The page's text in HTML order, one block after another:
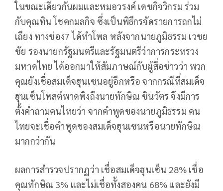
ในขณะเดียวกันผมและหมอวรงค์ เดชกิจวิกรม ร่วม
กับคุณทิน โชคกมลกิจ ซึ่งเป็นพิธีกรจัดรายการถกไม่
เถียง ทางช่อง7 ได้ทำโพล หลังจากนายภูมิธรรม เวชย
ชัย รองนายกรัฐมนตรีและรัฐมนตรีว่าการกระทรวง
มหาดไทย ได้ออกมาให้สัมภาษณ์กับผู้สื่อข่าวว่า พวก
คุณยังเชื่อสมเด็จฮุนเซนอยู่อีกหรือ จากกรณีที่สมเด็จ
ฮุนเซ็นโพสต์พาดพิงถึงนายทักษิณ ชินวัตร จึงมีการ
ตั้งคำถามคนไทยว่า จากคำพูดของนายภูมิธรรม คน
ไทยจะเชื่อคำพูดของสมเด็จฮุนเซนหรือนายทักษิณ
มากกว่ากัน
ผลการสำรวจปรากฏว่า เชื่อสมเด็จฮุนเซ็น 28% เชื่อ
คุณทักษิณ 3% และไม่เชื่อทั้งสองคน 68% และยังมี